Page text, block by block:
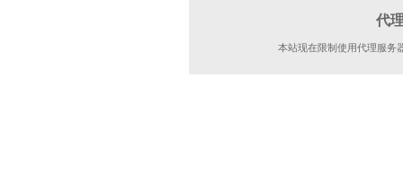
代
本站现在限制使用代理服务